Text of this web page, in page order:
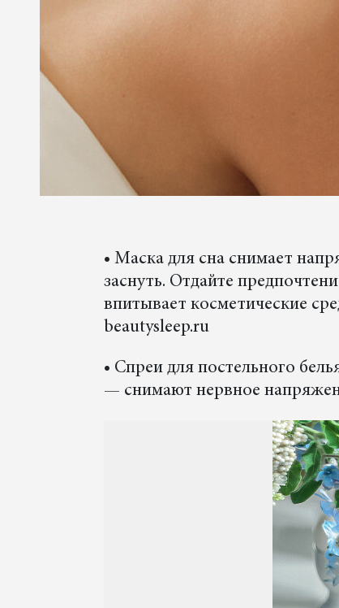
• Маска для сна снимает
заснуть. Отдайте
впитывает косметические
beautysleep.ru
• Спреи для постельного
— снимают нервное